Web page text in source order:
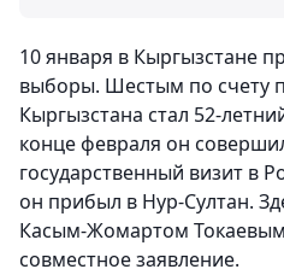
10 января в Кыргызстане
выборы. Шестым по счету
Кыргызстана стал 52-
конце февраля он
государственный визит в
он прибыл в Нур-Султан.
Касым-Жомартом
совместное заявление.